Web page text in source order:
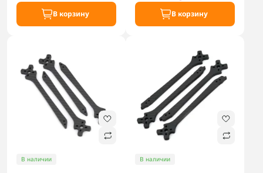
В корзину В корзину
В наличии В наличии